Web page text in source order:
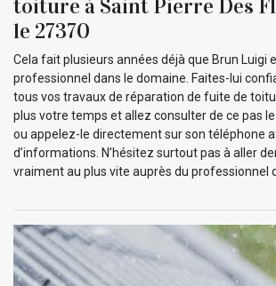
toiture à Saint Pierre Des
le 27370
Cela fait plusieurs années déjà que Brun Luigi
professionnel dans le domaine. Faites-lui
tous vos travaux de réparation de fuite de
plus votre temps et allez consulter de ce pas
ou appelez-le directement sur son téléphone
d’informations. N’hésitez surtout pas à aller
vraiment au plus vite auprès du professionnel